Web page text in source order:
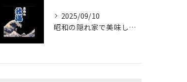
2025/09/10
昭和の隠れ家で美味しい一杯を